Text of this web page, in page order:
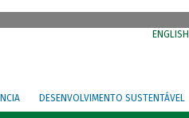
ENGLISH
DESENVOLVIMENTO SUSTENTÁVEL